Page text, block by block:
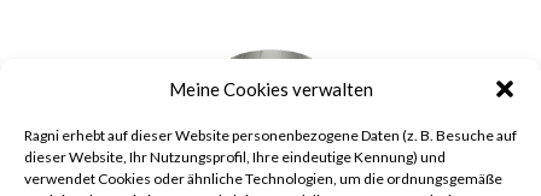
Meine Cookies verwalten
Ragni erhebt auf dieser Website personenbezogene Daten (z. B. Besuche auf
dieser Website, Ihr Nutzungsprofil, Ihre eindeutige Kennung) und
verwendet Cookies oder ähnliche Technologien, um die ordnungsgemäße